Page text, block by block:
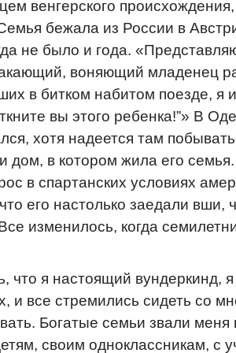
венгерского
бежала из России в
не было и года.
воняющий младенец
в битком набитом поезде, я
вы этого ребенка!”» В
хотя надеется там
дом, в котором жила его
в спартанских условиях
его настолько заедали вши,
изменилось, когда
что я настоящий вундеркинд,
и все стремились сидеть со
Богатые семьи звали меня
своим одноклассникам, с